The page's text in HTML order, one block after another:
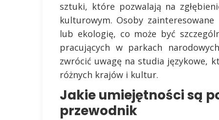
sztuki, które pozwalają na
kulturowym. Osoby
lub ekologię, co może być
pracujących w parkach
zwrócić uwagę na studia językowe,
różnych krajów i kultur.
Jakie umiejętności są
przewodnik